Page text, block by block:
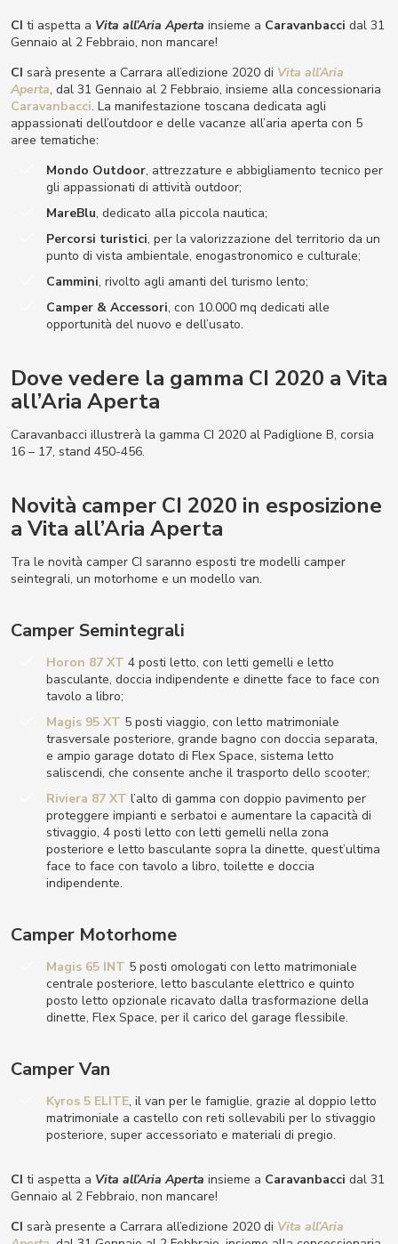
CI ti aspetta a Vita all’Aria Aperta insieme a Caravanbacci dal 31
Gennaio al 2 Febbraio, non mancare!
CI sarà presente a Carrara all’edizione 2020 di Vita all’Aria
Aperta, dal 31 Gennaio al 2 Febbraio, insieme alla concessionaria
Caravanbacci. La manifestazione toscana dedicata agli
appassionati dell’outdoor e delle vacanze all’aria aperta con 5
aree tematiche:
Mondo Outdoor, attrezzature e abbigliamento tecnico per
gli appassionati di attività outdoor;
MareBlu, dedicato alla piccola nautica;
Percorsi turistici, per la valorizzazione del territorio da un
punto di vista ambientale, enogastronomico e culturale;
Cammini, rivolto agli amanti del turismo lento;
Camper & Accessori, con 10.000 mq dedicati alle
opportunità del nuovo e dell’usato.
Dove vedere la gamma CI 2020 a Vita
all’Aria Aperta
Caravanbacci illustrerà la gamma CI 2020 al Padiglione B, corsia
16 – 17, stand 450-456.
Novità camper CI 2020 in esposizione
a Vita all’Aria Aperta
Tra le novità camper CI saranno esposti tre modelli camper
seintegrali, un motorhome e un modello van.
Camper Semintegrali
Horon 87 XT 4 posti letto, con letti gemelli e letto
basculante, doccia indipendente e dinette face to face con
tavolo a libro;
Magis 95 XT 5 posti viaggio, con letto matrimoniale
trasversale posteriore, grande bagno con doccia separata,
e ampio garage dotato di Flex Space, sistema letto
saliscendi, che consente anche il trasporto dello scooter;
Riviera 87 XT l’alto di gamma con doppio pavimento per
proteggere impianti e serbatoi e aumentare la capacità di
stivaggio, 4 posti letto con letti gemelli nella zona
posteriore e letto basculante sopra la dinette, quest’ultima
face to face con tavolo a libro, toilette e doccia
indipendente.
Camper Motorhome
Magis 65 INT 5 posti omologati con letto matrimoniale
centrale posteriore, letto basculante elettrico e quinto
posto letto opzionale ricavato dalla trasformazione della
dinette, Flex Space, per il carico del garage flessibile.
Camper Van
Kyros 5 ELITE, il van per le famiglie, grazie al doppio letto
matrimoniale a castello con reti sollevabili per lo stivaggio
posteriore, super accessoriato e materiali di pregio.
CI ti aspetta a Vita all’Aria Aperta insieme a Caravanbacci dal 31
Gennaio al 2 Febbraio, non mancare!
CI sarà presente a Carrara all’edizione 2020 di Vita all’Aria